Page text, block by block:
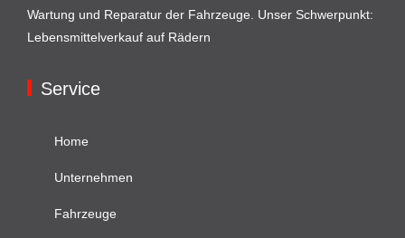
Wartung und Reparatur der Fahrzeuge. Unser Schwerpunkt:
Lebensmittelverkauf auf Rädern
Service
Home
Unternehmen
Fahrzeuge